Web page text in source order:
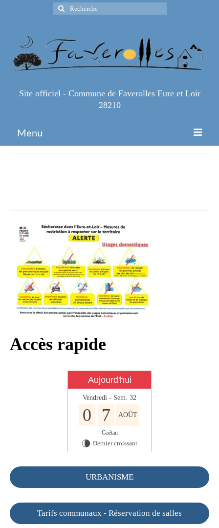
Rechercher
:
Site officiel - Commune de Faverolles Eure et Loir
28210
Menu
Contact et horaires
Mon village
Mes démarches
Faverolles dans la presse
Séjourner à Faverolles
Nos Partenaires
Accès rapide
Aujourd'hui
Vendredi - Sem. 32
0 7 AOÛT
Gaétan
V Dernier croissant
URBANISME
Tarifs communaux - Réservation de salles